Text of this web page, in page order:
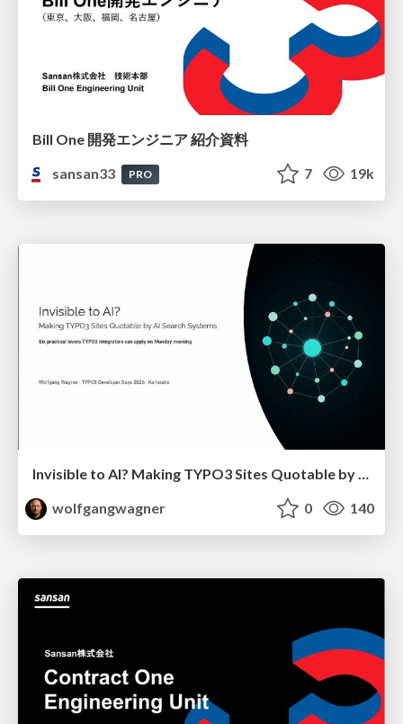
Bill One 開発エンジニア 紹介資料
sansan33
PRO 7 19k
Invisible to AI? Making TYPO3 Sites Quotable by AI Search Systems
wolfgangwagner
0 140